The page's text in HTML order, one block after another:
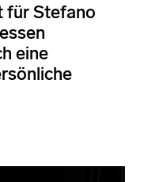
für Stefano
eine